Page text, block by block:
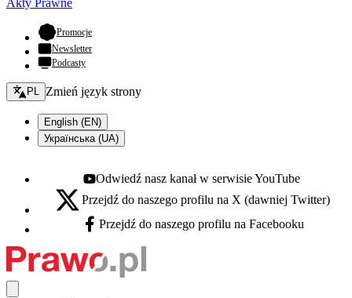
Akty Prawne
Promocje- otwiera się w nowej karcie
Newsletter
Podcasty
Zmień język - bieżący:
PL Zmień język strony
English (EN)
Українська (UA)
Youtube - otwiera się w nowej karcie
Odwiedź nasz kanał w serwisie YouTube
X - otwiera się w nowej karcie
Przejdź do naszego profilu na X (dawniej Twitter)
Facebook - otwiera się w nowej karcie
Przejdź do naszego profilu na Facebooku